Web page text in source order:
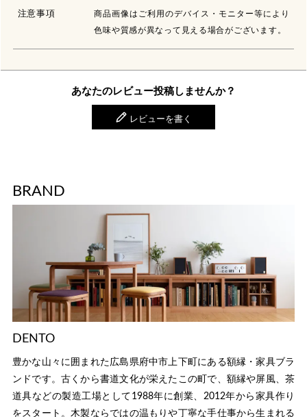
注意事項
商品画像はご利用のデバイス・モニター等により
色味や質感が異なって見える場合がございます。
あなたのレビュー投稿しませんか？
レビューを書く
BRAND
DENTO
豊かな山々に囲まれた広島県府中市上下町にある額縁・家具ブラ
ンドです。古くから書道文化が栄えたこの町で、額縁や屏風、茶
道具などの製造工場として1988年に創業、2012年から家具作り
をスタート。木製ならではの温もりや丁寧な手仕事から生まれる